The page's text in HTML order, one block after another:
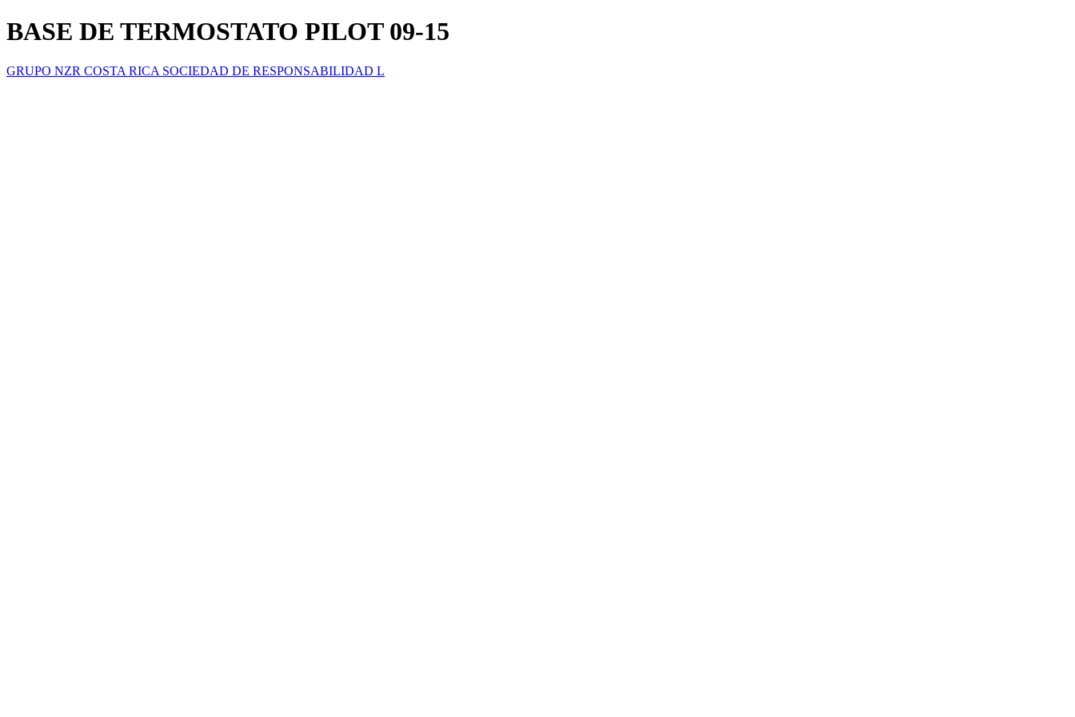
BASE DE TERMOSTATO PILOT 09-15
GRUPO NZR COSTA RICA SOCIEDAD DE RESPONSABILIDAD L